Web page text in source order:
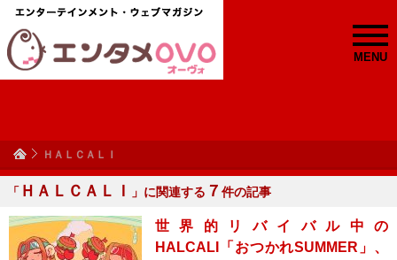
MENU
ＨＡＬＣＡＬＩ
「 ＨＡＬＣＡＬＩ 」に関連する ７ 件の記事
世界的リバイバル中の
HALCALI「おつかれSUMMER」、